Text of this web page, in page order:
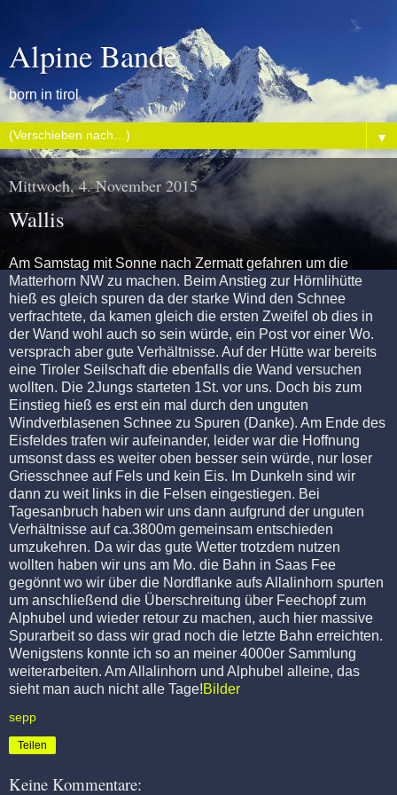
Alpine Bande
born in tirol
▼
Mittwoch, 4. November 2015
Wallis
Am Samstag mit Sonne nach Zermatt gefahren um die
Matterhorn NW zu machen. Beim Anstieg zur Hörnlihütte
hieß es gleich spuren da der starke Wind den Schnee
verfrachtete, da kamen gleich die ersten Zweifel ob dies in
der Wand wohl auch so sein würde, ein Post vor einer Wo.
versprach aber gute Verhältnisse. Auf der Hütte war bereits
eine Tiroler Seilschaft die ebenfalls die Wand versuchen
wollten. Die 2Jungs starteten 1St. vor uns. Doch bis zum
Einstieg hieß es erst ein mal durch den unguten
Windverblasenen Schnee zu Spuren (Danke). Am Ende des
Eisfeldes trafen wir aufeinander, leider war die Hoffnung
umsonst dass es weiter oben besser sein würde, nur loser
Griesschnee auf Fels und kein Eis. Im Dunkeln sind wir
dann zu weit links in die Felsen eingestiegen. Bei
Tagesanbruch haben wir uns dann aufgrund der unguten
Verhältnisse auf ca.3800m gemeinsam entschieden
umzukehren. Da wir das gute Wetter trotzdem nutzen
wollten haben wir uns am Mo. die Bahn in Saas Fee
gegönnt wo wir über die Nordflanke aufs Allalinhorn spurten
um anschließend die Überschreitung über Feechopf zum
Alphubel und wieder retour zu machen, auch hier massive
Spurarbeit so dass wir grad noch die letzte Bahn erreichten.
Wenigstens konnte ich so an meiner 4000er Sammlung
weiterarbeiten. Am Allalinhorn und Alphubel alleine, das
sieht man auch nicht alle Tage!Bilder
sepp
Teilen
Keine Kommentare: